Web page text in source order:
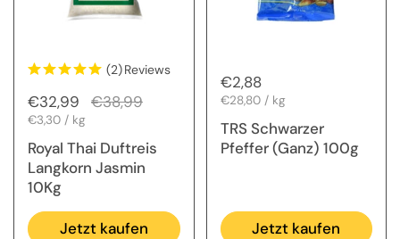
(2)Reviews
Regulärer Preis
€32,99 Sale-Preis
€38,99
Stückpreis
€3,30 / kg
Royal Thai Duftreis
Langkorn Jasmin
10Kg
Jetzt kaufen
Regulärer Preis
€2,88
Stückpreis
€28,80 / kg
TRS Schwarzer
Pfeffer (Ganz) 100g
Jetzt kaufen